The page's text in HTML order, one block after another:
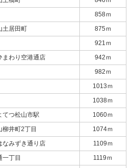
858ｍ
土居田町
875ｍ
921ｍ
まわり空港通店
942ｍ
982ｍ
1013ｍ
1038ｍ
てつ松山市駅
1060ｍ
井町2丁目
1074ｍ
なみずき通り店
1109ｍ
一丁目
1119ｍ